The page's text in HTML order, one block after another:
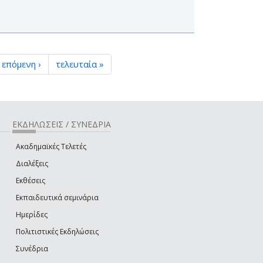
επόμενη › τελευταία »
ΕΚΔΗΛΩΣΕΙΣ / ΣΥΝΕΔΡΙΑ
Ακαδημαϊκές Τελετές
Διαλέξεις
Εκθέσεις
Εκπαιδευτικά σεμινάρια
Ημερίδες
Πολιτιστικές Εκδηλώσεις
Συνέδρια